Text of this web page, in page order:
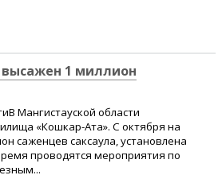
1 миллион
Мангистауской области
«Кошкар-Ата». С октября на
саженцев саксаула, установлена
проводятся мероприятия по